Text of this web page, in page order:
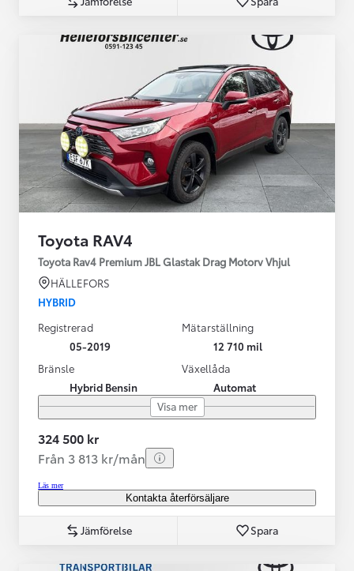
Toyota RAV4
Toyota Rav4 Premium JBL Glastak Drag Motorv Vhjul
HÄLLEFORS
HYBRID
Registrerad
05-2019
Mätarställning
12 710 mil
Bränsle
Hybrid Bensin
Växellåda
Automat
Visa mer
324 500 kr
Från 3 813 kr/mån
Läs mer
Kontakta återförsäljare
Jämförelse Spara